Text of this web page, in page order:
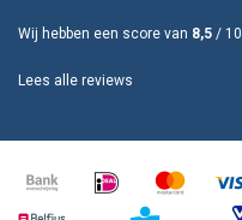
Wij hebben een score van 8,5 / 10
Lees alle reviews